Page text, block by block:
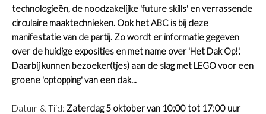
technologieën, de noodzakelijke 'future skills' en verrassende
circulaire maaktechnieken. Ook het ABC is bij deze
manifestatie van de partij. Zo wordt er informatie gegeven
over de huidige exposities en met name over 'Het Dak Op!'.
Daarbij kunnen bezoeker(tjes) aan de slag met LEGO voor een
groene 'optopping' van een dak...
Datum & Tijd: Zaterdag 5 oktober van 10:00 tot 17:00 uur